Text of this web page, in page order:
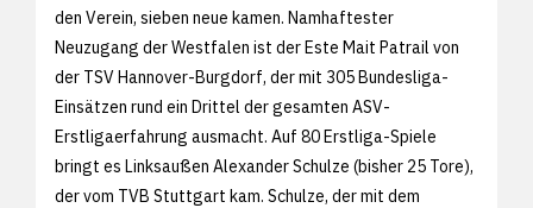
den Verein, sieben neue kamen. Namhaftester
Neuzugang der Westfalen ist der Este Mait Patrail von
der TSV Hannover-Burgdorf, der mit 305 Bundesliga-
Einsätzen rund ein Drittel der gesamten ASV-
Erstligaerfahrung ausmacht. Auf 80 Erstliga-Spiele
bringt es Linksaußen Alexander Schulze (bisher 25 Tore),
der vom TVB Stuttgart kam. Schulze, der mit dem